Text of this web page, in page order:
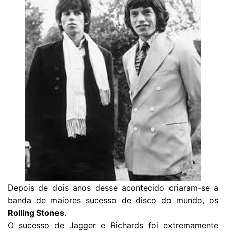
Depois de dois anos desse acontecido criaram-se a
banda de maiores sucesso de disco do mundo, os
Rolling Stones.
O sucesso de Jagger e Richards foi extremamente